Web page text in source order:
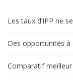
Les taux d’IPP ne
Des opportunités
Comparatif